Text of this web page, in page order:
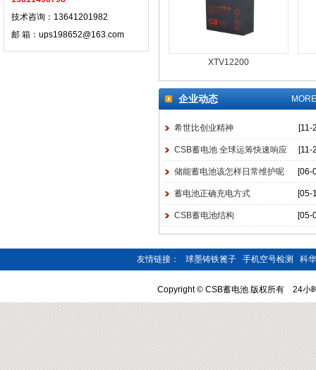
技术咨询：13641201982
邮 箱：ups198652@163.com
XTV12200
企业动态
[11-
希世比创业精神
[11-
CSB蓄电池 全球运筹快速响应
[06-
储能蓄电池该怎样日常维护呢
[05-
蓄电池正确充电方式
[05-
CSB蓄电池结构
友情链接： 球墨铸铁篦子 手机空号检测 科
Copyright © CSB蓄电池 版权所有 24